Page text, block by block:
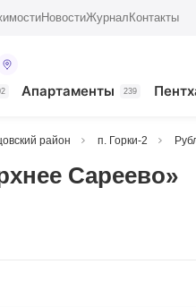
НовостиЖурнал Контакты
Апартаменты 239
район п. Горки-2
Сареево»